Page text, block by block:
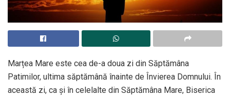
Marțea Mare este cea de-a doua zi din Săptămâna
Patimilor, ultima săptămână înainte de Învierea Domnului. În
această zi, ca și în celelalte din Săptămâna Mare, Biserica